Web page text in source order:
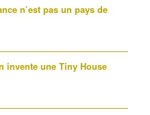
n’est pas un pays de
invente une Tiny House